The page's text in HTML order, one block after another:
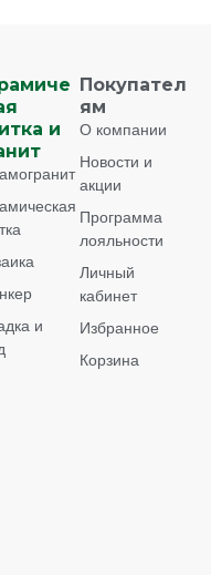
и
и
Покупател
ям
О компании
Новости и
акции
Программа
лояльности
Личный
кабинет
Избранное
Корзина